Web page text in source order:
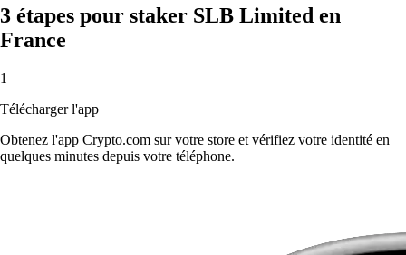
3 étapes pour staker SLB Limited en
France
1
Télécharger l'app
Obtenez l'app Crypto.com sur votre store et vérifiez votre identité en
quelques minutes depuis votre téléphone.